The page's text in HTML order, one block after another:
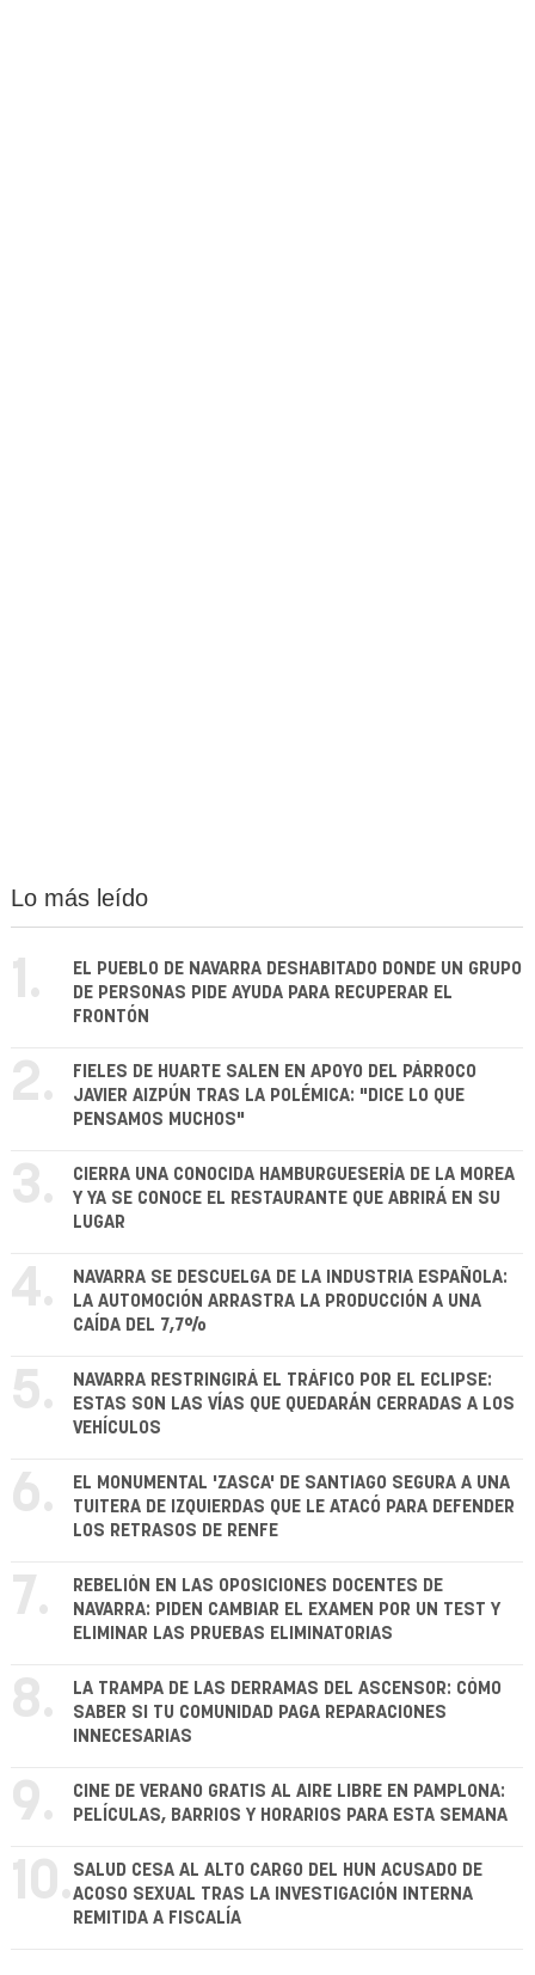
Lo más leído
1.
EL PUEBLO DE NAVARRA DESHABITADO DONDE UN GRUPO
DE PERSONAS PIDE AYUDA PARA RECUPERAR EL
FRONTÓN
2.
FIELES DE HUARTE SALEN EN APOYO DEL PÁRROCO
JAVIER AIZPÚN TRAS LA POLÉMICA: "DICE LO QUE
PENSAMOS MUCHOS"
3.
CIERRA UNA CONOCIDA HAMBURGUESERÍA DE LA MOREA
Y YA SE CONOCE EL RESTAURANTE QUE ABRIRÁ EN SU
LUGAR
4.
NAVARRA SE DESCUELGA DE LA INDUSTRIA ESPAÑOLA:
LA AUTOMOCIÓN ARRASTRA LA PRODUCCIÓN A UNA
CAÍDA DEL 7,7%
5.
NAVARRA RESTRINGIRÁ EL TRÁFICO POR EL ECLIPSE:
ESTAS SON LAS VÍAS QUE QUEDARÁN CERRADAS A LOS
VEHÍCULOS
6.
EL MONUMENTAL 'ZASCA' DE SANTIAGO SEGURA A UNA
TUITERA DE IZQUIERDAS QUE LE ATACÓ PARA DEFENDER
LOS RETRASOS DE RENFE
7.
REBELIÓN EN LAS OPOSICIONES DOCENTES DE
NAVARRA: PIDEN CAMBIAR EL EXAMEN POR UN TEST Y
ELIMINAR LAS PRUEBAS ELIMINATORIAS
8.
LA TRAMPA DE LAS DERRAMAS DEL ASCENSOR: CÓMO
SABER SI TU COMUNIDAD PAGA REPARACIONES
INNECESARIAS
9.
CINE DE VERANO GRATIS AL AIRE LIBRE EN PAMPLONA:
PELÍCULAS, BARRIOS Y HORARIOS PARA ESTA SEMANA
10. SALUD CESA AL ALTO CARGO DEL HUN ACUSADO DE
ACOSO SEXUAL TRAS LA INVESTIGACIÓN INTERNA
REMITIDA A FISCALÍA